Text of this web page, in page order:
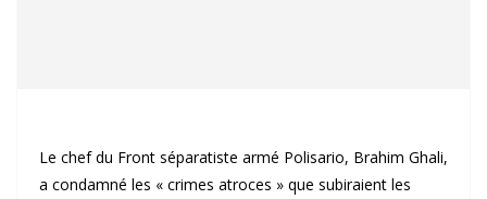
Le chef du Front séparatiste armé Polisario, Brahim Ghali,
a condamné les « crimes atroces » que subiraient les